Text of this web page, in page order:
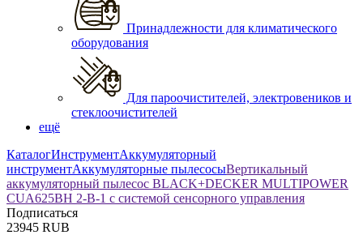
Принадлежности для климатического
оборудования
Для пароочистителей, электровеников и
стеклоочистителей
ещё
КаталогИнструментАккумуляторный
инструментАккумуляторные пылесосыВертикальный
аккумуляторный пылесос BLACK+DECKER MULTIPOWER
CUA625BH 2-В-1 с системой сенсорного управления
Подписаться
23945 RUB